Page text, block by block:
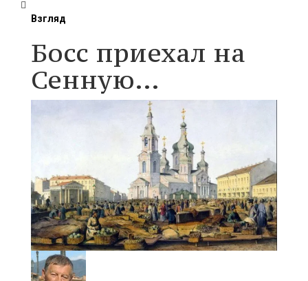
Взгляд
Босс приехал на
Сенную…